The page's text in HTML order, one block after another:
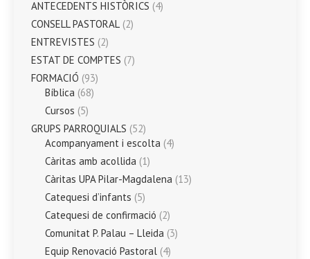
ANTECEDENTS HISTÒRICS (4)
CONSELL PASTORAL (2)
ENTREVISTES (2)
ESTAT DE COMPTES (7)
FORMACIÓ (93)
Bíblica (68)
Cursos (5)
GRUPS PARROQUIALS (52)
Acompanyament i escolta (4)
Càritas amb acollida (1)
Càritas UPA Pilar-Magdalena (13)
Catequesi d’infants (5)
Catequesi de confirmació (2)
Comunitat P. Palau – Lleida (3)
Equip Renovació Pastoral (4)